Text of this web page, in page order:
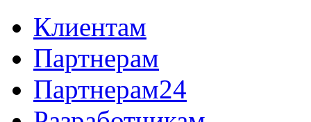
Клиентам
Партнерам
Партнерам24